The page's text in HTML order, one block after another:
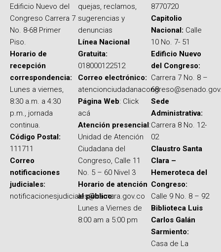
Edificio Nuevo del
Congreso Carrera 7
No. 8-68 Primer
Piso.
Horario de
recepción
correspondencia:
Lunes a viernes,
8:30 a.m. a 4:30
p.m., jornada
continua.
Código Postal:
111711
Correo
notificaciones
judiciales:
notificacionesjudiciales@camara.gov.co
quejas, reclamos,
sugerencias y
denuncias
Línea Nacional
Gratuita:
018000122512
Correo electrónico:
Página Web: Click
acá
Atención presencial:
Unidad de Atención
Ciudadana del
Congreso, Calle 11
No. 5 – 60 Nivel 3
Horario de atención
al público:
Lunes a Viernes de
8:00 am a 5:00 pm
8770720
Capitolio
Nacional: Calle
10 No. 7- 51
Edificio Nuevo
del Congreso:
Carrera 7 No. 8 –
68
Sede
Administrativa:
Carrera 8 No. 12-
02
Claustro Santa
Clara –
Hemeroteca del
Congreso:
Calle 9 No. 8 – 92
Biblioteca Luis
Carlos Galán
Sarmiento:
Casa de La